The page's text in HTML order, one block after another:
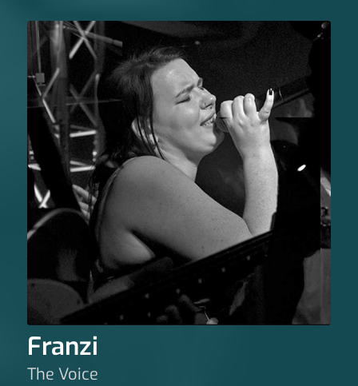
Franzi
The Voice